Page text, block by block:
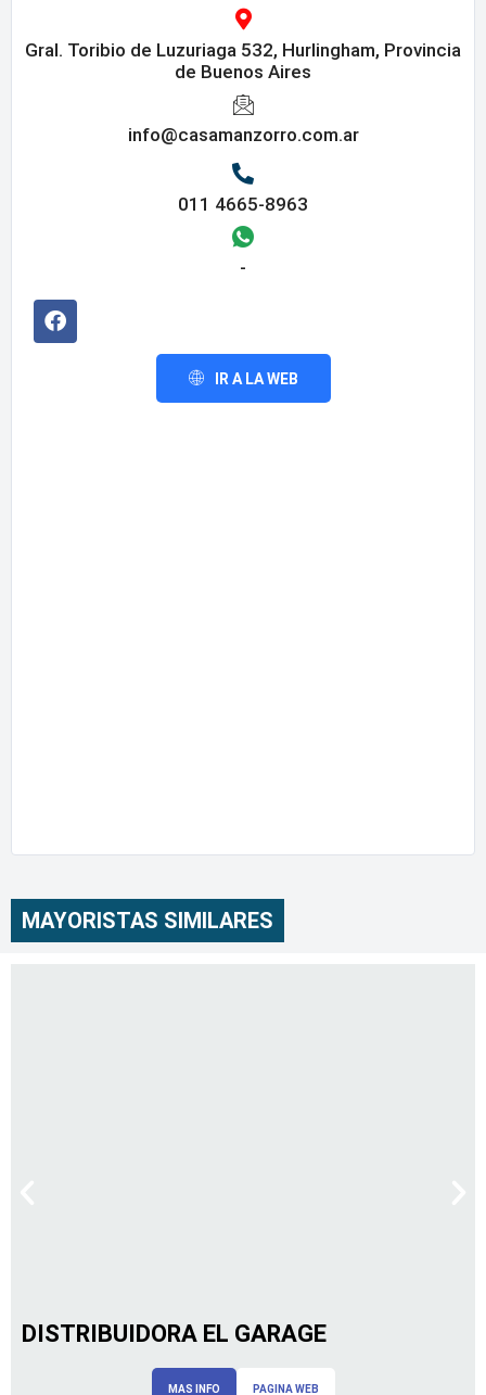
Gral. Toribio de Luzuriaga 532, Hurlingham, Provincia
de Buenos Aires
info@casamanzorro.com.ar
011 4665-8963
-
IR A LA WEB
MAYORISTAS SIMILARES
DISTRIBUIDORA EL GARAGE
MAS INFO PAGINA WEB